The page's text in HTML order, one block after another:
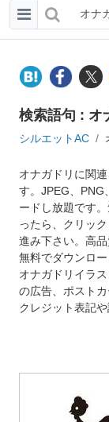
検索語句 : オ
シルエットAC
オナガドリに関
す。JPEG、PNG
ードし放題です
ったら、クリッ
進み下さい。高
無料でダウンロ
オナガドリイラ
の広告、ポスト
クレジット表記